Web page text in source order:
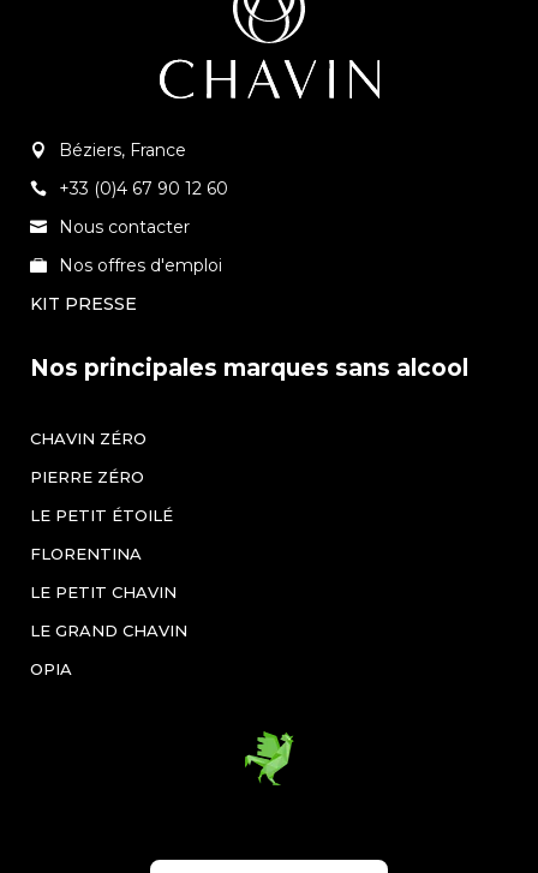
Béziers, France
+33 (0)4 67 90 12 60
Nous contacter
Nos offres d'emploi
KIT PRESSE
Nos principales marques sans alcool
CHAVIN ZÉRO
PIERRE ZÉRO
LE PETIT ÉTOILÉ
FLORENTINA
LE PETIT CHAVIN
LE GRAND CHAVIN
OPIA